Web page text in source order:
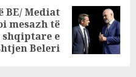
BE/ Mediat
mesazh të
shqiptare e
Beleri